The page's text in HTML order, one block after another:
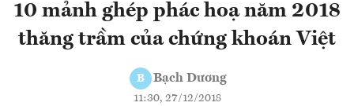
10 mảnh ghép phác hoạ năm 2018
thăng trầm của chứng khoán Việt
B Bạch Dương
11:30, 27/12/2018